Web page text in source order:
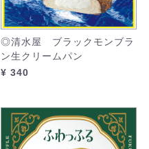
◎清水屋 ブラックモンブラ
ン生クリームパン
¥ 340